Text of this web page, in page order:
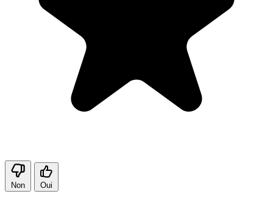
Non Oui